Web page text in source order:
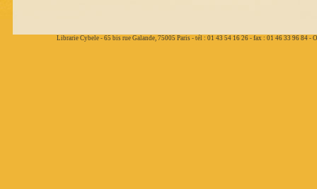
Librarie Cybele - 65 bis rue Galande, 75005 Paris - tél : 01 43 54 16 26 - fax : 01 46 33 96 84